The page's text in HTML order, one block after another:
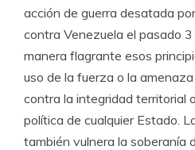
acción de guerra desatada
contra Venezuela el pasado
manera flagrante esos
uso de la fuerza o la
contra la integridad territorial
política de cualquier Estado.
también vulnera la soberanía